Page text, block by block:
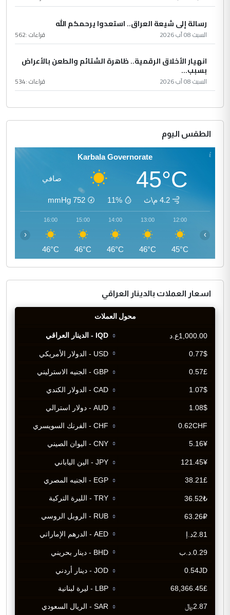
رسالة إلى شيعة العراق.. استعدوا يرحمكم الله
السبت 08 آب 2026 قراءات :562
انهيار الأخلاق الرقمية.. ظاهرة الشتائم والطعن بالأعراض
بسبب...
السبت 08 آب 2026 قراءات :534
الطقس اليوم
Karbala Governorate
45°C صافي
4.2 م\ث 11%
752
mmHg
12:00
45°C
13:00
46°C
14:00
46°C
15:00
46°C
16:00
46°C
‹ ›
اسعار العملات بالدينار العراقي